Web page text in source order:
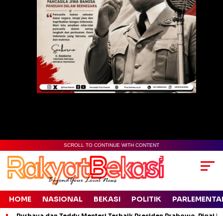
SCROLL TO CONTINUE WITH CONTENT
HOME NASIONAL BEKASI POLITIK